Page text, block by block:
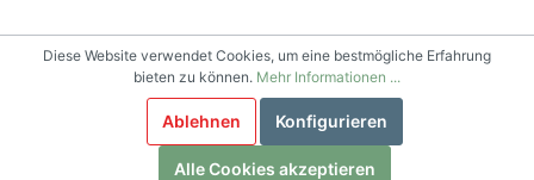
Diese Website verwendet Cookies, um eine bestmögliche Erfahrung
bieten zu können. Mehr Informationen ...
Ablehnen Konfigurieren
Alle Cookies akzeptieren